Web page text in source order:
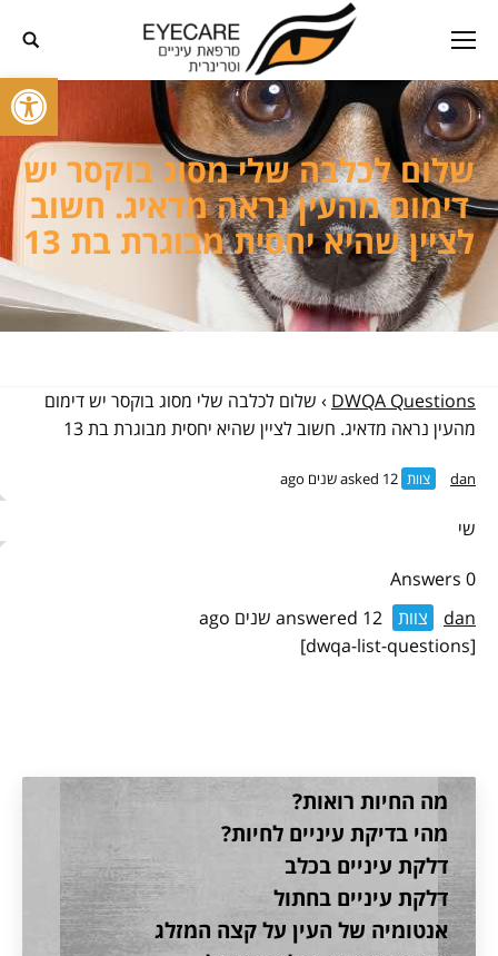
פתח
שלום לכלבה שלי מסוג בוקסר יש
דימום מהעין נראה מדאיג. חשוב
לציין שהיא יחסית מבוגרת בת 13
DWQA Questions
› שלום לכלבה שלי מסוג בוקסר יש דימום
מהעין נראה מדאיג. חשוב לציין שהיא יחסית מבוגרת בת 13
dan צוות
שי
0 Answers
dan
צוות
[dwqa-list-questions]
מה החיות רואות?
מהי בדיקת עיניים לחיות?
דלקת עיניים בכלב
דלקת עיניים בחתול
אנטומיה של העין על קצה המזלג